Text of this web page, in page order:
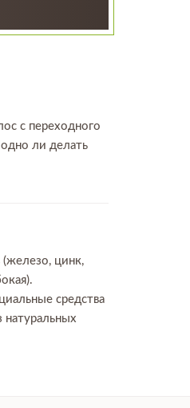
с переходного
ли делать
цинк,
средства
натуральных